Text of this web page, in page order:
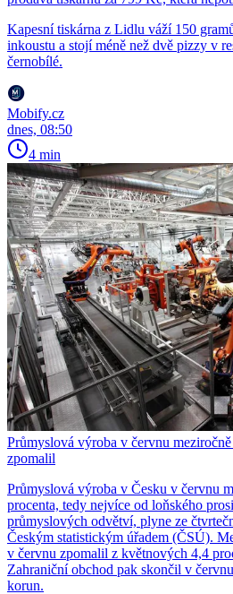
Kapesní tiskárna z Lidlu váží 150
inkoustu a stojí méně než dvě pizzy v
černobílé.
Mobify.cz
dnes, 08:50
4 min
Průmyslová výroba v červnu
zpomalil
Průmyslová výroba v Česku v červnu
procenta, tedy nejvíce od loňského
průmyslových odvětví, plyne ze
Českým statistickým úřadem (ČSÚ).
v červnu zpomalil z květnových 4,4
Zahraniční obchod pak skončil v
korun.